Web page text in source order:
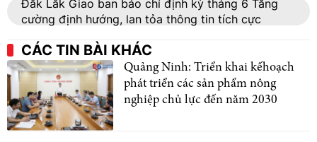
Đắk Lắk Giao ban báo chí định kỳ tháng 6 Tăng
cường định hướng, lan tỏa thông tin tích cực
CÁC TIN BÀI KHÁC
Quảng Ninh: Triển khai kếhoạch
phát triển các sản phẩm nông
nghiệp chủ lực đến năm 2030